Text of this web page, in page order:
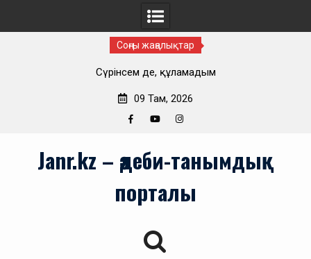
Соңғы жаңалықтар
Сүрінсем де, құламадым
09 Там, 2026
Janr.kz – әдеби-танымдық
порталы